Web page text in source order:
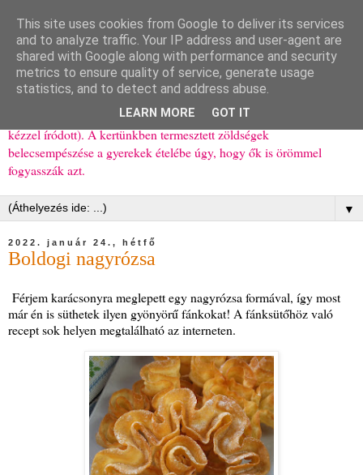
Ízőrző
Kisgyerekes család kipróbált, többnyire egészséges ételeket
bemutató receptjei a mindennapokra (mert a papírfecniket folyton
elhagyom) és gyerekeimnek ajándékba (mint régen, csak ez nem
kézzel íródott). A kertünkben termesztett zöldségek
belecsempészése a gyerekek ételébe úgy, hogy ők is örömmel
fogyasszák azt.
▼
2022. január 24., hétfő
Boldogi nagyrózsa
Férjem karácsonyra meglepett egy nagyrózsa formával, így most
már én is süthetek ilyen gyönyörű fánkokat! A fánksütőhöz való
recept sok helyen megtalálható az interneten.
This site uses cookies from Google to deliver its services
and to analyze traffic. Your IP address and user-agent are
shared with Google along with performance and security
metrics to ensure quality of service, generate usage
statistics, and to detect and address abuse.
LEARN MORE GOT IT